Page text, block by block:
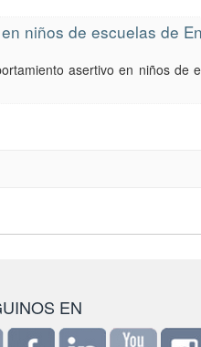
niños de escuelas de
asertivo en niños
EN